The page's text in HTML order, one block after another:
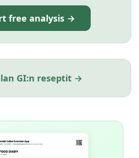
free analysis →
GI:n reseptit →